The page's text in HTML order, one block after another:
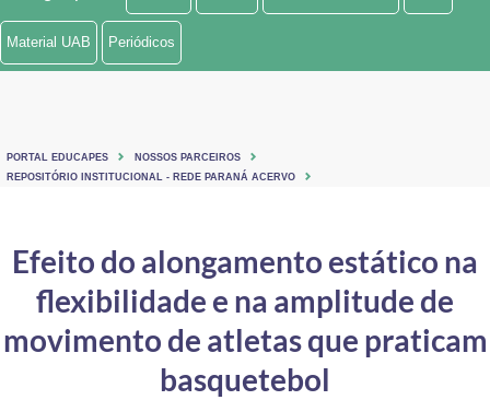
Ministério de Minas e Energia
Ministério do Turismo
Controladoria-Geral da União
Ministério da Mulher, da Família e dos Direitos Humanos
Material UAB Periódicos
PORTAL EDUCAPES
NOSSOS PARCEIROS
REPOSITÓRIO INSTITUCIONAL - REDE PARANÁ ACERVO
Efeito do alongamento estático na
flexibilidade e na amplitude de
movimento de atletas que praticam
basquetebol